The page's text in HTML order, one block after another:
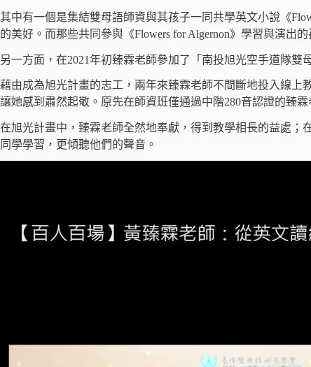
其中有一個是集結雙母語師資與其孩子一同共學英文小說《
的美好。而那些共同參與《Flowers for Algernon》學習與演出
另一方面，在2021年初臻霖老師參加了「南投旭光空手道隊雙
藉由成為旭光計畫的志工，兩年來臻霖老師不間斷地投入線
讓她感到肅然起敬。原先在師資班僅通過中階280音認證的臻
在旭光計畫中，臻霖老師全然地奉獻，得到教學相長的益處
同學學習，更傾聽他們的聲音。